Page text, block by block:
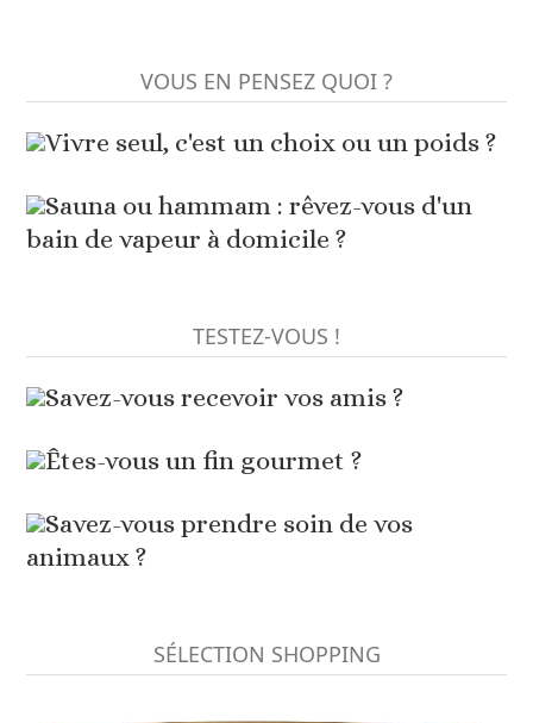
VOUS EN PENSEZ QUOI ?
Vivre seul, c'est un choix ou un poids ?
Sauna ou hammam : rêvez-vous d'un
bain de vapeur à domicile ?
TESTEZ-VOUS !
Savez-vous recevoir vos amis ?
Êtes-vous un fin gourmet ?
Savez-vous prendre soin de vos
animaux ?
SÉLECTION SHOPPING